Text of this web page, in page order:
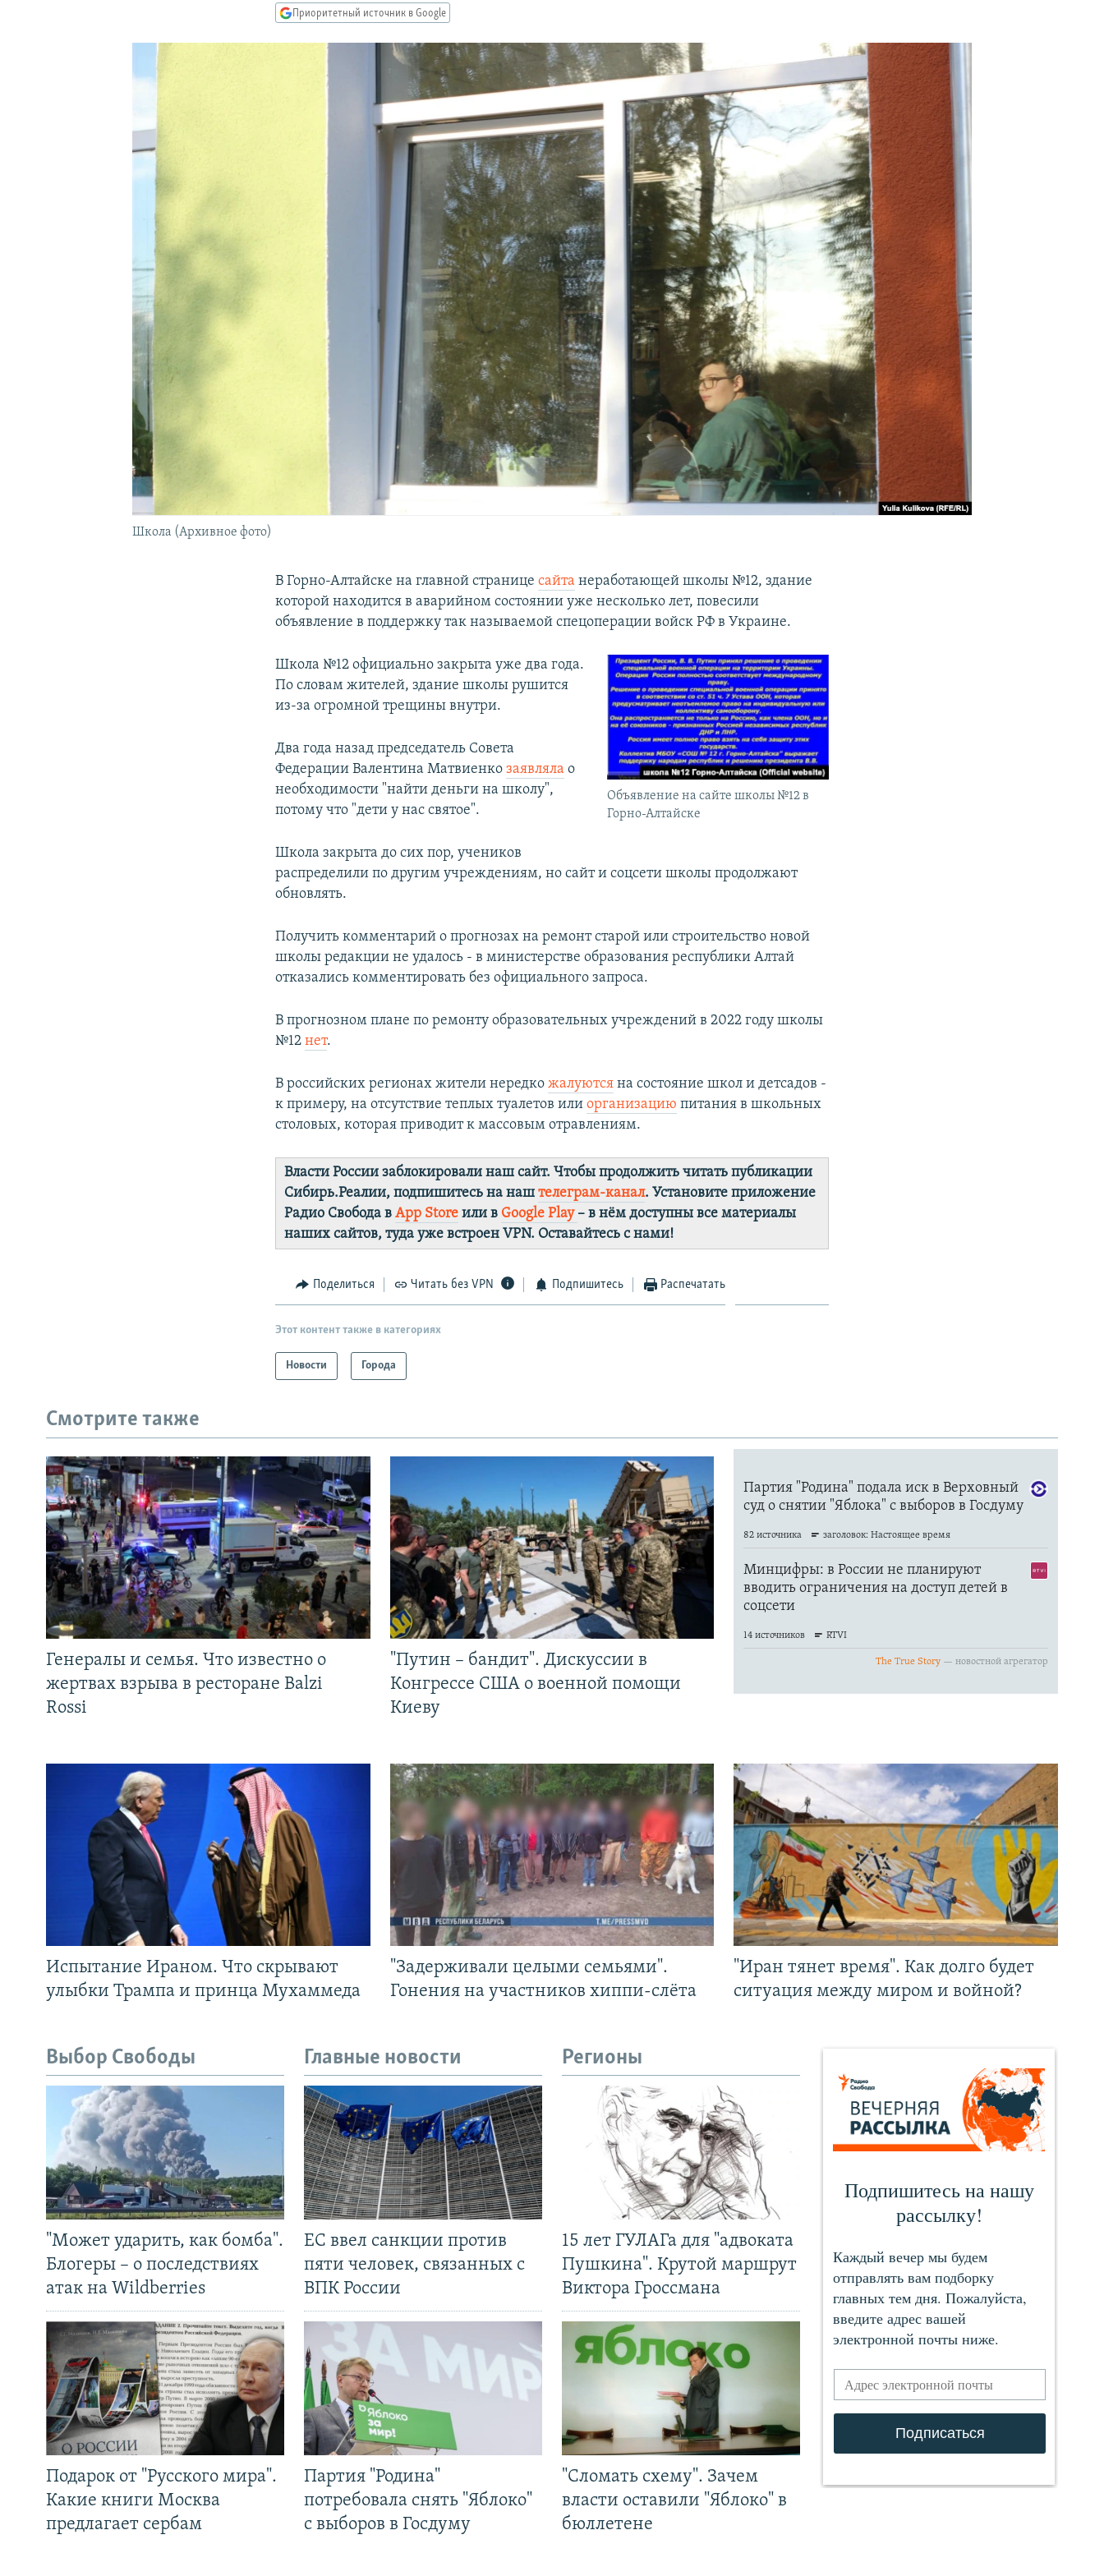
Приоритетный источник в Google
Школа (Архивное фото)
В Горно-Алтайске на главной страницесайта неработающей школы №12, здание
которой находится в аварийном состоянии уже несколько лет, повесили
объявление в поддержку так называемой спецоперации войск РФ в Украине.
Объявление на сайте школы №12 в
Горно-Алтайске
Школа №12 официально закрыта уже два года.
По словам жителей, здание школы рушится
из-за огромной трещины внутри.
Два года назад председатель Совета
Федерации Валентина Матвиенкозаявляла о
необходимости "найти деньги на школу",
потому что "дети у нас святое".
Школа закрыта до сих пор, учеников
распределили по другим учреждениям, но сайт и соцсети школы продолжают
обновлять.
Получить комментарий о прогнозах на ремонт старой или строительство новой
школы редакции не удалось - в министерстве образования республики Алтай
отказались комментировать без официального запроса.
В прогнозном плане по ремонту образовательных учреждений в 2022 году школы
№12нет.
В российских регионах жители нередкожалуются на состояние школ и детсадов -
к примеру, на отсутствие теплых туалетов илиорганизацию питания в школьных
столовых, которая приводит к массовым отравлениям.
Власти России заблокировали наш сайт. Чтобы продолжить читать публикации
Сибирь.Реалии, подпишитесь на наштелеграм-канал. Установите приложение
Радио Свобода вApp Store или в Google Play – в нём доступны все материалы
наших сайтов, туда уже встроен VPN. Оставайтесь с нами!
Поделиться Читать без VPN Подпишитесь Распечатать
Этот контент также в категориях
Новости Города
Смотрите также
Генералы и семья. Что известно о
жертвах взрыва в ресторане Balzi
Rossi
"Путин – бандит". Дискуссии в
Конгрессе США о военной помощи
Киеву
Испытание Ираном. Что скрывают
улыбки Трампа и принца Мухаммеда
"Задерживали целыми семьями".
Гонения на участников хиппи-слёта
"Иран тянет время". Как долго будет
ситуация между миром и войной?
Выбор Свободы
"Может ударить, как бомба".
Блогеры – о последствиях
атак на Wildberries
Подарок от "Русского мира".
Какие книги Москва
предлагает сербам
Главные новости
ЕС ввел санкции против
пяти человек, связанных с
ВПК России
Партия "Родина"
потребовала снять "Яблоко"
с выборов в Госдуму
Регионы
15 лет ГУЛАГа для "адвоката
Пушкина". Крутой маршрут
Виктора Гроссмана
"Сломать схему". Зачем
власти оставили "Яблоко" в
бюллетене